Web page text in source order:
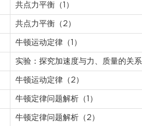
共点力平衡（1）
共点力平衡（2）
牛顿运动定律（1）
实验：探究加速度与力、质量的关系
牛顿运动定律（2）
牛顿定律问题解析（1）
牛顿定律问题解析（2）